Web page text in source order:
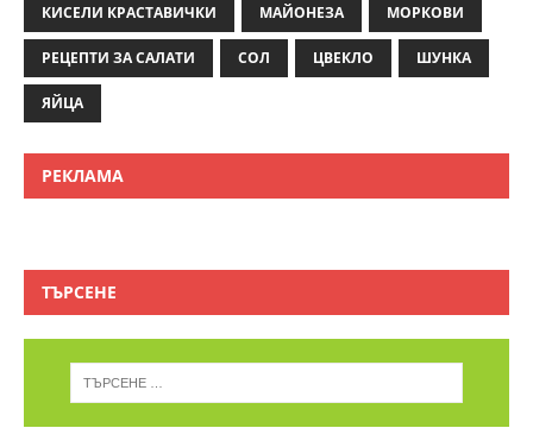
КИСЕЛИ КРАСТАВИЧКИ МАЙОНЕЗА МОРКОВИ
РЕЦЕПТИ ЗА САЛАТИ СОЛ ЦВЕКЛО ШУНКА
ЯЙЦА
РЕКЛАМА
ТЪРСЕНЕ